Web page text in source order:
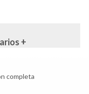
+
completa